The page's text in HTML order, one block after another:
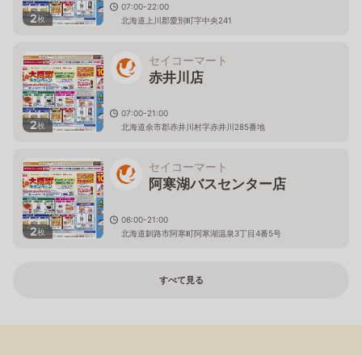
2枚
07:00-22:00
北海道上川郡愛別町字中央241
2枚
セイコーマート
赤井川店
07:00-21:00
北海道余市郡赤井川村字赤井川285番地
2枚
セイコーマート
阿寒湖バスセンター店
06:00-21:00
北海道釧路市阿寒町阿寒湖温泉3丁目4番5号
すべて見る